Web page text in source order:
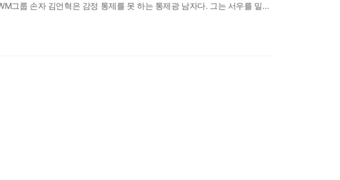
그룹 손자 김언혁은 감정 통제를 못 하는 통제광 남자다. 그는 서우를 밀랍
마음이 흔들린다. 서로 다른 성격과 방식으로